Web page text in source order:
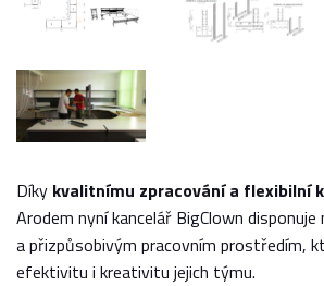
Díky kvalitnímu zpracování a flexibilní
Arodem nyní kancelář BigClown disponuje
a přizpůsobivým pracovním prostředím,
efektivitu i kreativitu jejich týmu.